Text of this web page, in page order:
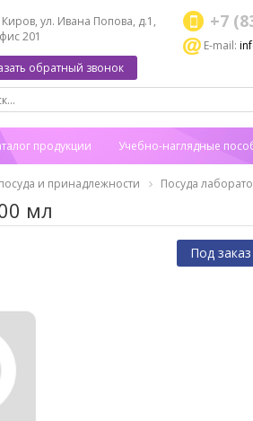
Киров, ул. Ивана Попова, д.1,
201
+7
E-mail:
обратный звонок
продукции Учебно-наглядные
и принадлежности Посуда
мл
Под заказ